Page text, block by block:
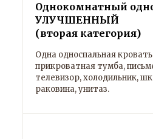
Однокомнатный
УЛУЧШЕННЫЙ
(вторая категория)
Одна односпальная
прикроватная тумба,
телевизор, холодильник,
раковина, унитаз.